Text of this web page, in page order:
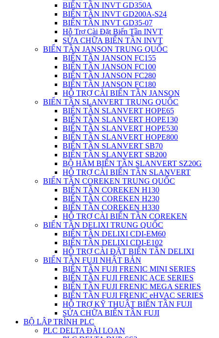
BIẾN TẦN INVT GD350A
BIẾN TẦN INVT GD200A-S24
BIẾN TẦN INVT GD35-07
Hỗ Trợ Cài Đặt Biến Tần INVT
SỬA CHỮA BIẾN TẦN INVT
BIẾN TẦN JANSON TRUNG QUỐC
BIẾN TẦN JANSON FC155
BIẾN TẦN JANSON FC100
BIẾN TẦN JANSON FC280
BIẾN TẦN JANSON FC180
HỖ TRỢ CÀI BIẾN TẦN JANSON
BIẾN TẦN SLANVERT TRUNG QUỐC
BIẾN TẦN SLANVERT HOPE65
BIẾN TẦN SLANVERT HOPE130
BIẾN TẦN SLANVERT HOPE530
BIẾN TẦN SLANVERT HOPE800
BIẾN TẦN SLANVERT SB70
BIẾN TẦN SLANVERT SB200
BỘ HÃM BIẾN TẦN SLANVERT SZ20G
HỖ TRỢ CÀI BIẾN TẦN SLANVERT
BIẾN TẦN COREKEN TRUNG QUỐC
BIẾN TẦN COREKEN H130
BIẾN TẦN COREKEN H230
BIẾN TẦN COREKEN H330
HỖ TRỢ CÀI BIẾN TẦN COREKEN
BIẾN TẦN DELIXI TRUNG QUỐC
BIẾN TẦN DELIXI CDI-EM60
BIẾN TẦN DELIXI CDI-E102
HỖ TRỢ CÀI ĐẶT BIẾN TẦN DELIXI
BIẾN TẦN FUJI NHẬT BẢN
BIẾN TẦN FUJI FRENIC MINI SERIES
BIẾN TẦN FUJI FRENIC ACE SERIES
BIẾN TẦN FUJI FRENIC MEGA SERIES
BIẾN TẦN FUJI FRENIC eHVAC SERIES
HỖ TRỢ KỸ THUẬT BIẾN TẦN FUJI
SỬA CHỮA BIẾN TẦN FUJI
BỘ LẬP TRÌNH PLC
PLC DELTA ĐÀI LOAN